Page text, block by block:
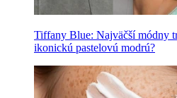
Tiffany Blue: Najväčší módny
ikonickú pastelovú modrú?